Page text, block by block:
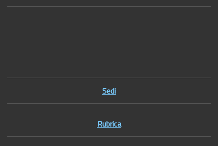
Sedi
Rubrica